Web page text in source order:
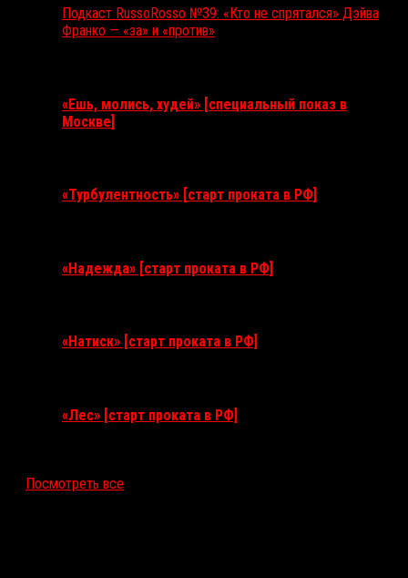
Подкаст RussoRosso №39: «Кто не спрятался» Дэйва
Франко — «за» и «против»
«Ешь, молись, худей» [специальный показ в
Москве]
«Турбулентность» [старт проката в РФ]
«Надежда» [старт проката в РФ]
«Натиск» [старт проката в РФ]
«Лес» [старт проката в РФ]
Посмотреть все